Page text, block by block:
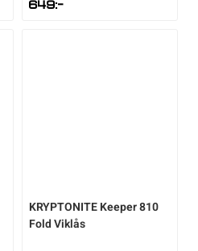
649:-
KRYPTONITEKeeper 810
Fold Viklås